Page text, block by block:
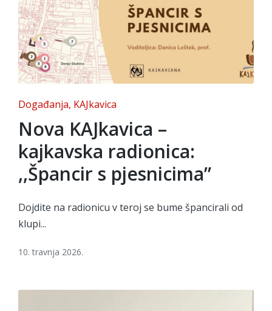
Posted
in
Događanja KAJkavica
Nova KAJkavica –
kajkavska radionica:
,,Špancir s pjesnicima”
Dojdite na radionicu v teroj se bume špancirali od
klupi...
10. travnja 2026.